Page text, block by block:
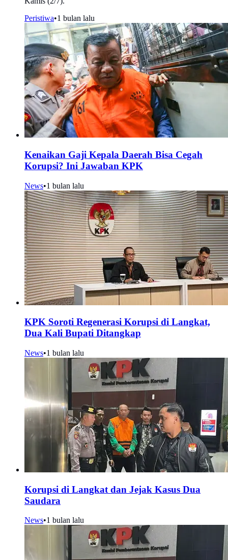
Peristiwa•1 bulan lalu
Kenaikan Gaji Kepala Daerah Bisa Cegah
Korupsi? Ini Jawaban KPK
News•1 bulan lalu
KPK Soroti Regenerasi Korupsi di Langkat,
Dua Kali Bupati Ditangkap
News•1 bulan lalu
Korupsi di Langkat dan Jejak Kasus Dua
Saudara
News•1 bulan lalu